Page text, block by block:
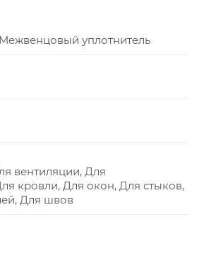
уплотнитель
вентиляции, Для
кровли, Для окон, Для стыков,
Для швов